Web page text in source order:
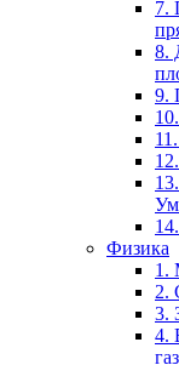
7.
8.
9.
Физика
1.
2.
3.
4.